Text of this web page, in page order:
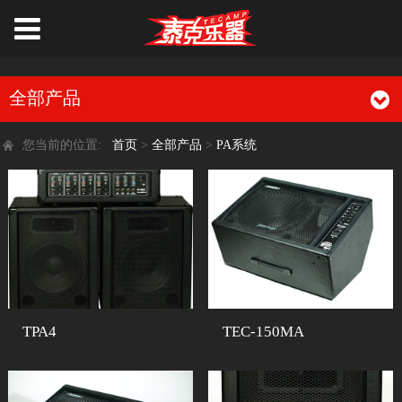
全部产品
您当前的位置:首页 >全部产品 >PA系统
TPA4 TEC-150MA